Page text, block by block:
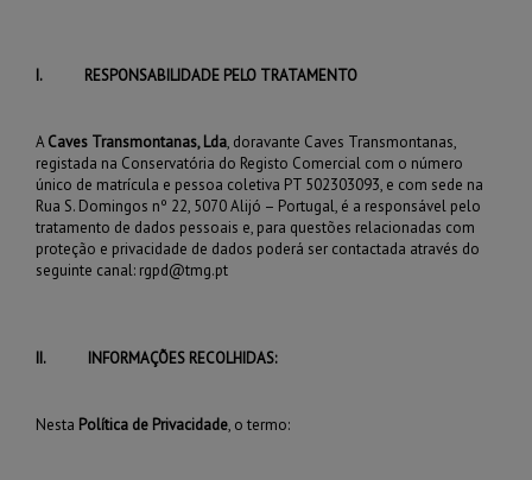
I. RESPONSABILIDADE PELO TRATAMENTO
ACaves Transmontanas, Lda, doravante Caves Transmontanas,
registada na Conservatória do Registo Comercial com o número
único de matrícula e pessoa coletiva PT 502303093, e com sede na
Rua S. Domingos nº 22, 5070 Alijó – Portugal, é a responsável pelo
tratamento de dados pessoais e, para questões relacionadas com
proteção e privacidade de dados poderá ser contactada através do
seguinte canal: rgpd@tmg.pt
II. INFORMAÇÕES RECOLHIDAS:
Nesta Política de Privacidade, o termo: